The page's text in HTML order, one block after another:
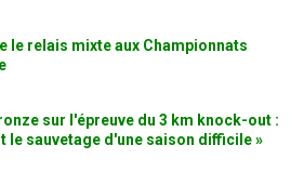
le relais mixte aux Championnats
sur l'épreuve du 3 km knock-out :
le sauvetage d'une saison difficile »